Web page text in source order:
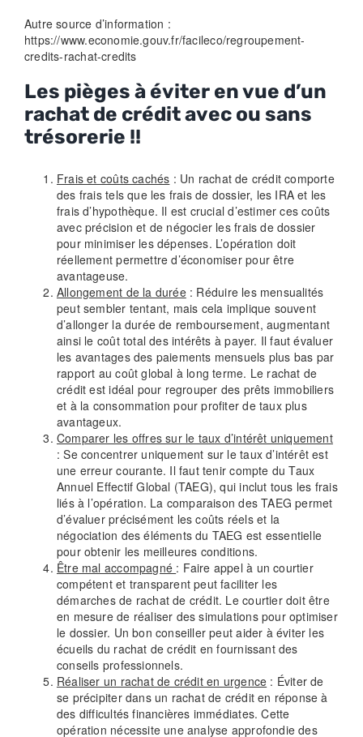
Autre source d’information :
https://www.economie.gouv.fr/facileco/regroupement-
credits-rachat-credits
Les pièges à éviter en vue d’un
rachat de crédit avec ou sans
trésorerie !!
Frais et coûts cachés : Un rachat de crédit comporte
des frais tels que les frais de dossier, les IRA et les
frais d’hypothèque. Il est crucial d’estimer ces coûts
avec précision et de négocier les frais de dossier
pour minimiser les dépenses. L’opération doit
réellement permettre d’économiser pour être
avantageuse.
Allongement de la durée: Réduire les mensualités
peut sembler tentant, mais cela implique souvent
d’allonger la durée de remboursement, augmentant
ainsi le coût total des intérêts à payer. Il faut évaluer
les avantages des paiements mensuels plus bas par
rapport au coût global à long terme. Le rachat de
crédit est idéal pour regrouper des prêts immobiliers
et à la consommation pour profiter de taux plus
avantageux.
Comparer les offres sur le taux d’intérêt uniquement
: Se concentrer uniquement sur le taux d’intérêt est
une erreur courante. Il faut tenir compte du Taux
Annuel Effectif Global (TAEG), qui inclut tous les frais
liés à l’opération. La comparaison des TAEG permet
d’évaluer précisément les coûts réels et la
négociation des éléments du TAEG est essentielle
pour obtenir les meilleures conditions.
Être mal accompagné : Faire appel à un courtier
compétent et transparent peut faciliter les
démarches de rachat de crédit. Le courtier doit être
en mesure de réaliser des simulations pour optimiser
le dossier. Un bon conseiller peut aider à éviter les
écueils du rachat de crédit en fournissant des
conseils professionnels.
Réaliser un rachat de crédit en urgence : Éviter de
se précipiter dans un rachat de crédit en réponse à
des difficultés financières immédiates. Cette
opération nécessite une analyse approfondie des